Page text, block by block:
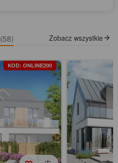
(58) Zobacz wszystkie
KOD: ONLINE200